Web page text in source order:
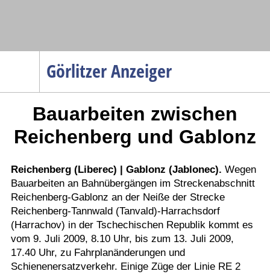
Görlitzer Anzeiger
Menüpunkte
Politik
Gesellschaft
Wirtschaft
Service
Verkehr
Gesundheit
Kultur
Sport
Bauarbeiten zwischen
Reichenberg und Gablonz
Reichenberg (Liberec) | Gablonz (Jablonec). Wegen
Bauarbeiten an Bahnübergängen im Streckenabschnitt
Reichenberg-Gablonz an der Neiße der Strecke
Reichenberg-Tannwald (Tanvald)-Harrachsdorf
(Harrachov) in der Tschechischen Republik kommt es
vom 9. Juli 2009, 8.10 Uhr, bis zum 13. Juli 2009,
17.40 Uhr, zu Fahrplanänderungen und
Schienenersatzverkehr. Einige Züge der Linie RE 2